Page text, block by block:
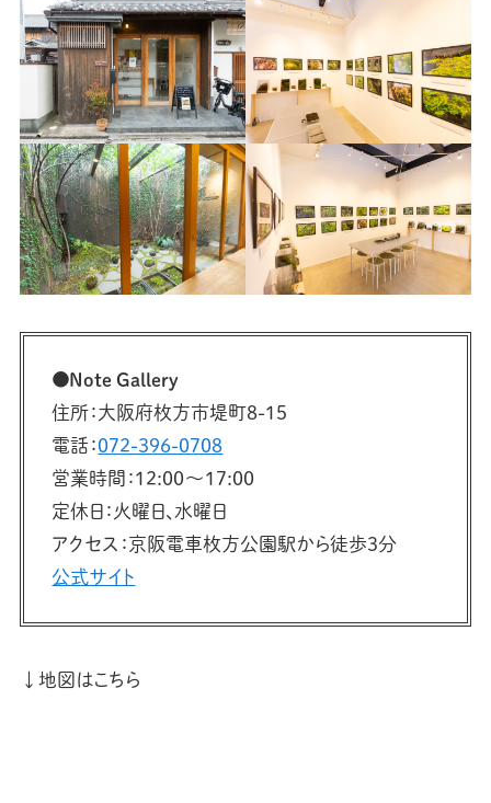
●Note Gallery
住所：大阪府枚方市堤町8-15
電話：072-396-0708
営業時間：12:00〜17:00
定休日：火曜日、水曜日
アクセス：京阪電車枚方公園駅から徒歩3分
公式サイト
↓地図はこちら